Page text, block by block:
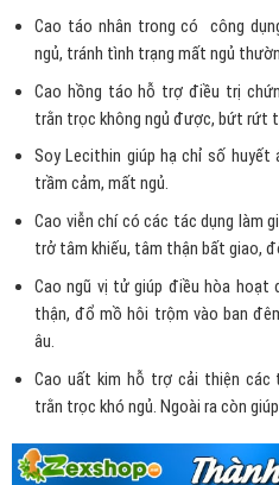
Cao táo nhân trong cócông
ngủ, tránh tình trạng mất ngủ
Cao hồng táo hỗ trợ điều trị
trằn trọc không ngủ được, bứt rứt
Soy Lecithin giúp hạ chỉ số huyết
trầm cảm, mất ngủ.
Cao viễn chí có các tác dụng làm
trở tâm khiếu, tâm thận bất giao,
Cao ngũ vị tử giúp điều hòa hoạt
thận, đổ mồ hôi trộm vào ban
âu.
Cao uất kim hỗ trợ cải thiện các
trằn trọc khó ngủ. Ngoài ra còn